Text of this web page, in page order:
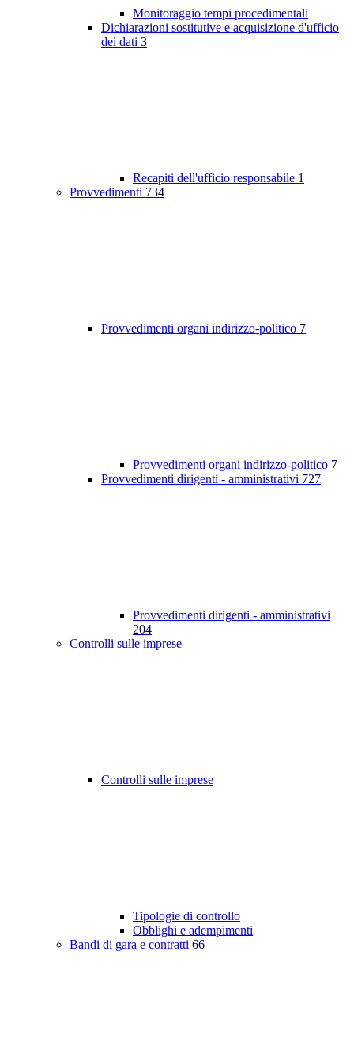
Monitoraggio tempi procedimentali
Dichiarazioni sostitutive e acquisizione d'ufficio
dei dati 3
Recapiti dell'ufficio responsabile 1
Provvedimenti 734
Provvedimenti organi indirizzo-politico 7
Provvedimenti organi indirizzo-politico 7
Provvedimenti dirigenti - amministrativi 727
Provvedimenti dirigenti - amministrativi
204
Controlli sulle imprese
Controlli sulle imprese
Tipologie di controllo
Obblighi e adempimenti
Bandi di gara e contratti 66